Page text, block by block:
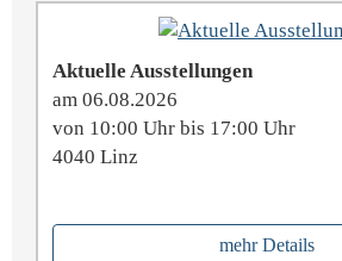
Aktuelle Ausstellungen
am 06.08.2026
von 10:00 Uhr bis 17:00 Uhr
4040 Linz
mehr Details